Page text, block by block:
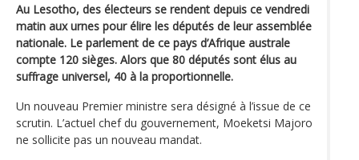
Au Lesotho, des électeurs se rendent depuis ce vendredi
matin aux urnes pour élire les députés de leur assemblée
nationale. Le parlement de ce pays d’Afrique australe
compte 120 sièges. Alors que 80 députés sont élus au
suffrage universel, 40 à la proportionnelle.
Un nouveau Premier ministre sera désigné à l’issue de ce
scrutin. L’actuel chef du gouvernement, Moeketsi Majoro
ne sollicite pas un nouveau mandat.